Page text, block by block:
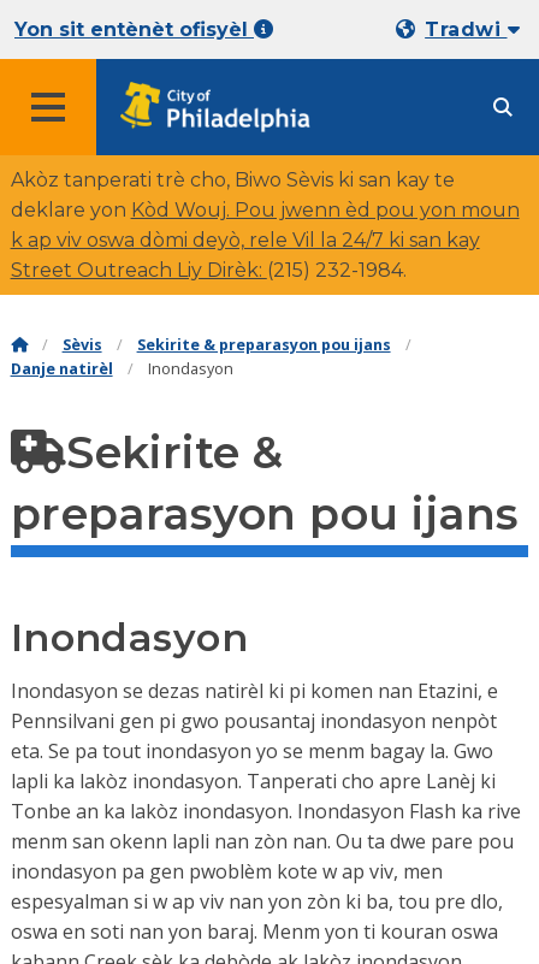
Yon sit entènèt ofisyèl Tradwi
Akòz tanperati trè cho, Biwo Sèvis ki san kay te
deklare yon Kòd Wouj. Pou jwenn èd pou yon moun
k ap viv oswa dòmi deyò, rele Vil la 24/7 ki san kay
Street Outreach Liy Dirèk: (215) 232-1984.
Sèvis
Sekirite & preparasyon pou ijans
Danje natirèl
Inondasyon
Sekirite &
preparasyon pou ijans
Inondasyon
Inondasyon se dezas natirèl ki pi komen nan Etazini, e
Pennsilvani gen pi gwo pousantaj inondasyon nenpòt
eta. Se pa tout inondasyon yo se menm bagay la. Gwo
lapli ka lakòz inondasyon. Tanperati cho apre Lanèj ki
Tonbe an ka lakòz inondasyon. Inondasyon Flash ka rive
menm san okenn lapli nan zòn nan. Ou ta dwe pare pou
inondasyon pa gen pwoblèm kote w ap viv, men
espesyalman si w ap viv nan yon zòn ki ba, tou pre dlo,
oswa en soti nan yon baraj. Menm yon ti kouran oswa